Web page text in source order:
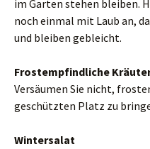
im Garten stehen bleiben.
noch einmal mit Laub an,
und bleiben gebleicht.
Frostempfindliche
Versäumen Sie nicht,
geschützten Platz zu
Wintersalat